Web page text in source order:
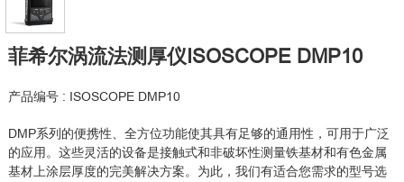
菲希尔涡流法测厚仪ISOSCOPE DMP10
产品编号 : ISOSCOPE DMP10
DMP系列的便携性、全方位功能使其具有足够的通用性，可用于广泛
的应用。这些灵活的设备是接触式和非破坏性测量铁基材和有色金属
基材上涂层厚度的完美解决方案。为此，我们有适合您需求的型号选